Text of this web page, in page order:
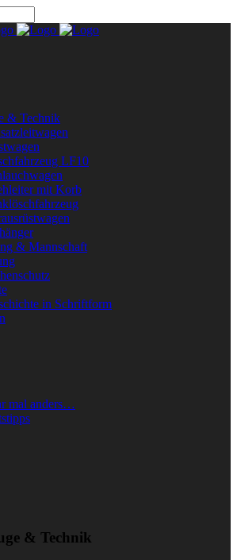
& Technik
LF10
mit Korb
& Mannschaft
in Schriftform
mal anders…
& Technik